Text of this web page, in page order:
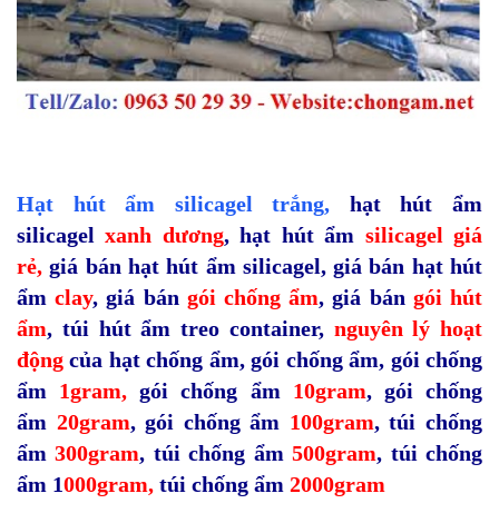
Hạt hút ẩm silicagel trắng,
hạt hút ẩm
silicagelxanh dương,hạt hút ẩm silicagel giá
rẻ, giá bán hạt hút ẩm silicagel,giá bán hạt hút
ẩmclay, giá bán gói chống ẩm,giá bán gói hút
ẩm, túi hút ẩm treo container, nguyên lý hoạt
độngcủa hạt chống ẩm,gói chống ẩm, gói chống
ẩm 1gram, gói chống ẩm 10gram, gói chống
ẩm 20gram,gói chống ẩm 100gram,túi chống
ẩm300gram, túi chống ẩm500gram, túi chống
ẩm 1000gram, túi chống ẩm 2000gram